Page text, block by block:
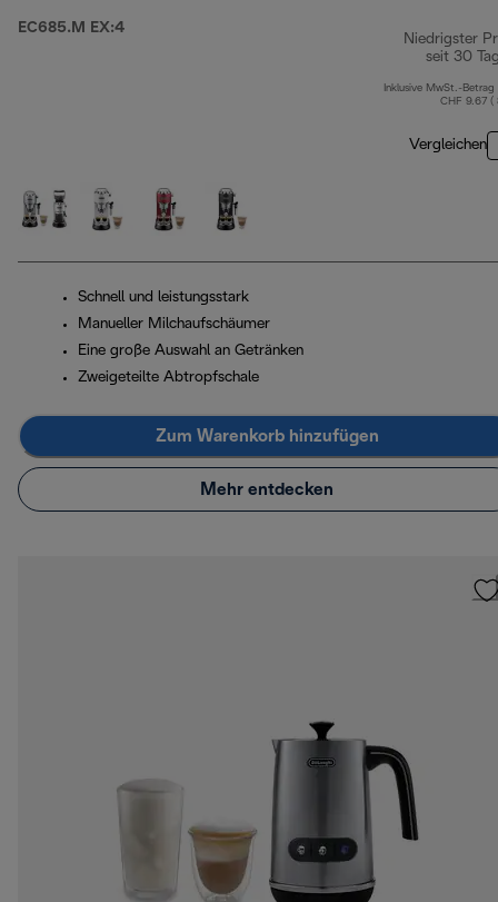
EC685.M EX:4
Niedrigster
seit 30
Inklusive MwSt.-Betrag
CHF 9.67 (
Vergleichen
Schnell und leistungsstark
Manueller Milchaufschäumer
Eine große Auswahl an Getränken
Zweigeteilte Abtropfschale
Zum Warenkorb hinzufügen
Mehr entdecken